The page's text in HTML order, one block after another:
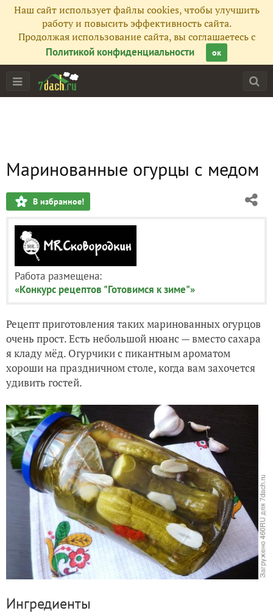
Наш сайт использует файлы cookies, чтобы улучшить
работу и повысить эффективность сайта.
Продолжая использование сайта, вы соглашаетесь с
Политикой конфиденциальности
ок
Маринованные огурцы с медом
В избранное!
Работа размещена:
«Конкурс рецептов "Готовимся к зиме"»
Рецепт приготовления таких маринованных огурцов
очень прост. Есть небольшой нюанс — вместо сахара
я кладу мёд. Огурчики с пикантным ароматом
хороши на праздничном столе, когда вам захочется
удивить гостей.
Ингредиенты